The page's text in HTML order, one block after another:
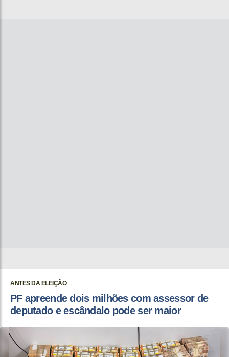
ANTES DA ELEIÇÃO
PF apreende dois milhões com assessor de
deputado e escândalo pode ser maior